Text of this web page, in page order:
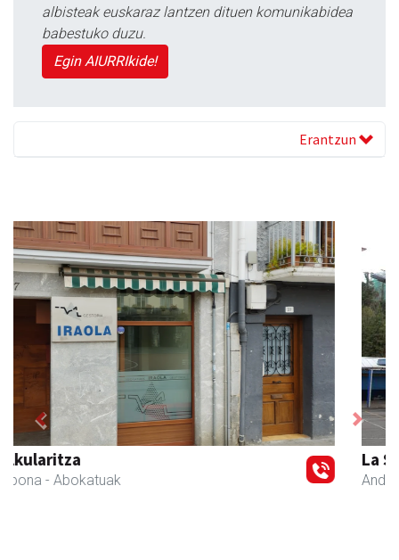
albisteak euskaraz lantzen dituen komunikabidea
babestuko duzu.
Egin AIURRIkide!
Erantzun
La Salle Berrozpe Ikastetxea
Andoain - Hezkuntza
Previous Next